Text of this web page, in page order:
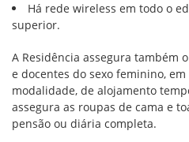
Há rede wireless em todo o
superior.
A Residência assegura também
e docentes do sexo feminino,
modalidade, de alojamento
assegura as roupas de cama e
pensão ou diária completa.